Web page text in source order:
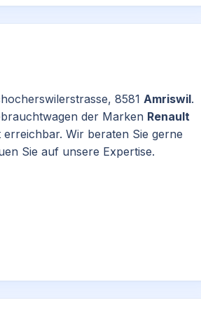
8581 Amriswil.
der Marken Renault
Wir beraten Sie gerne
Sie auf unsere Expertise.